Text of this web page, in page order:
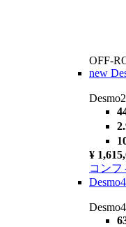
OFF-
new
¥
コンフ